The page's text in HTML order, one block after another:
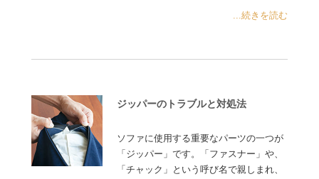
...続きを読む
ジッパーのトラブルと対処法
ソファに使用する重要なパーツの一つが
「ジッパー」です。「ファスナー」や、
「チャック」という呼び名で親しまれ、